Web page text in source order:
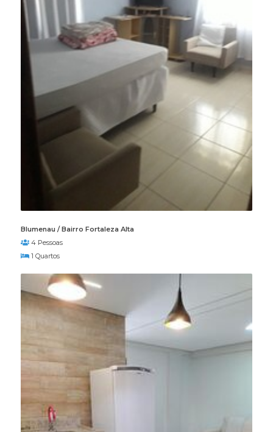
Blumenau / Bairro Fortaleza Alta
4 Pessoas
1 Quartos